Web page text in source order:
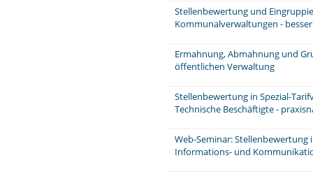
Stellenbewertung und
Kommunalverwaltungen -
Ermahnung, Abmahnung und
öffentlichen Verwaltung
Stellenbewertung in Spezial-
Technische Beschäftigte -
Web-Seminar: Stellenbewertung
Informations- und